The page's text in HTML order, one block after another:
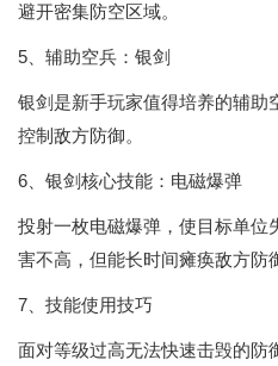
避开密集防空区域。
5、辅助空兵：银剑
银剑是新手玩家值得培养的辅助
控制敌方防御。
6、银剑核心技能：电磁爆弹
投射一枚电磁爆弹，使目标单位
害不高，但能长时间瘫痪敌方防
7、技能使用技巧
面对等级过高无法快速击毁的防